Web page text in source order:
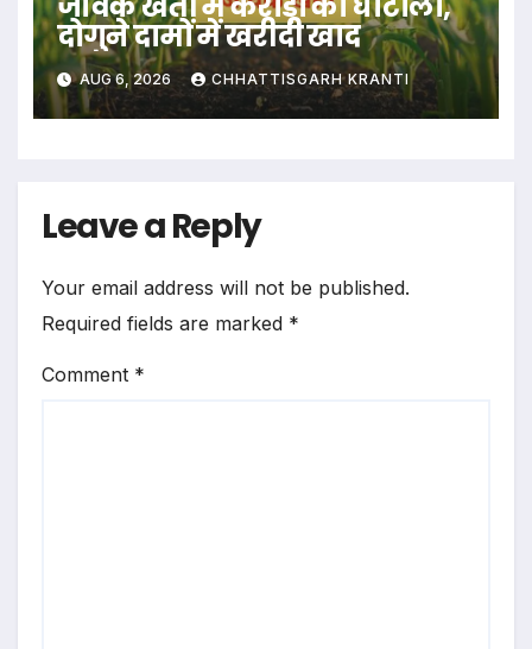
दोगुने दामों में खरीदी खाद
AUG 6, 2026 CHHATTISGARH KRANTI
Leave a Reply
Your email address will not be published.
Required fields are marked *
Comment *